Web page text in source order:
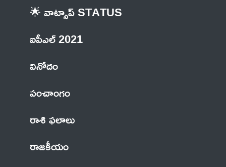
🌟 వాట్సాప్ STATUS
ఐపీఎల్ 2021
వినోదం
పంచాంగం
రాశి ఫలాలు
రాజకీయం